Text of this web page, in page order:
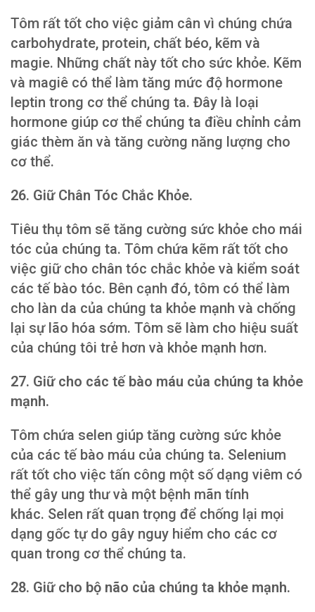
Tôm rất tốt cho việc giảm cân vì chúng chứa
carbohydrate, protein, chất béo, kẽm và
magie. Những chất này tốt cho sức khỏe. Kẽm
và magiê có thể làm tăng mức độ hormone
leptin trong cơ thể chúng ta. Đây là loại
hormone giúp cơ thể chúng ta điều chỉnh cảm
giác thèm ăn và tăng cường năng lượng cho
cơ thể.
26. Giữ Chân Tóc Chắc Khỏe.
Tiêu thụ tôm sẽ tăng cường sức khỏe cho mái
tóc của chúng ta. Tôm chứa kẽm rất tốt cho
việc giữ cho chân tóc chắc khỏe và kiểm soát
các tế bào tóc. Bên cạnh đó, tôm có thể làm
cho làn da của chúng ta khỏe mạnh và chống
lại sự lão hóa sớm. Tôm sẽ làm cho hiệu suất
của chúng tôi trẻ hơn và khỏe mạnh hơn.
27. Giữ cho các tế bào máu của chúng ta khỏe
mạnh.
Tôm chứa selen giúp tăng cường sức khỏe
của các tế bào máu của chúng ta. Selenium
rất tốt cho việc tấn công một số dạng viêm có
thể gây ung thư và một bệnh mãn tính
khác. Selen rất quan trọng để chống lại mọi
dạng gốc tự do gây nguy hiểm cho các cơ
quan trong cơ thể chúng ta.
28. Giữ cho bộ não của chúng ta khỏe mạnh.